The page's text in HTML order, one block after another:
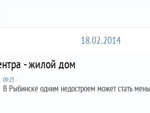
18.02.2014
- жилой дом
09:25 ∙
В Рыбинске одним недостроем может стать